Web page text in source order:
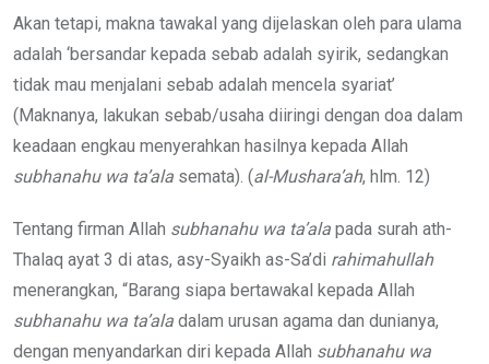
Akan tetapi, makna tawakal yang dijelaskan oleh para ulama
adalah ‘bersandar kepada sebab adalah syirik, sedangkan
tidak mau menjalani sebab adalah mencela syariat’
(Maknanya, lakukan sebab/usaha diiringi dengan doa dalam
keadaan engkau menyerahkan hasilnya kepada Allah
subhanahu wa ta’ala semata). (al-Mushara’ah, hlm. 12)
Tentang firman Allah subhanahu wa ta’ala pada surah ath-
Thalaq ayat 3 di atas, asy-Syaikh as-Sa’di rahimahullah
menerangkan, “Barang siapa bertawakal kepada Allah
subhanahu wa ta’ala dalam urusan agama dan dunianya,
dengan menyandarkan diri kepada Allah subhanahu wa